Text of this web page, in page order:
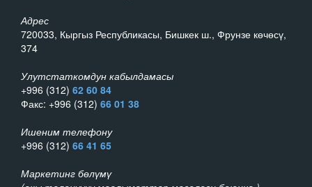
Адрес
720033, Кыргыз Республикасы, Бишкек ш., Фрунзе көчөсү,
374
Улутстаткомдун кабылдамасы
+996 (312) 62 60 84
Факс: +996 (312) 66 01 38
Ишеним телефону
+996 (312) 66 41 65
Маркетинг бөлүмү